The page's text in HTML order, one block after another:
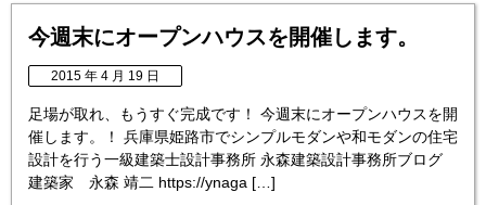
今週末にオープンハウスを開催します。
2015 年 4 月 19 日
足場が取れ、もうすぐ完成です！ 今週末にオープンハウスを開
催します。！ 兵庫県姫路市でシンプルモダンや和モダンの住宅
設計を行う一級建築士設計事務所 永森建築設計事務所ブログ
建築家 永森 靖二 https://ynaga […]